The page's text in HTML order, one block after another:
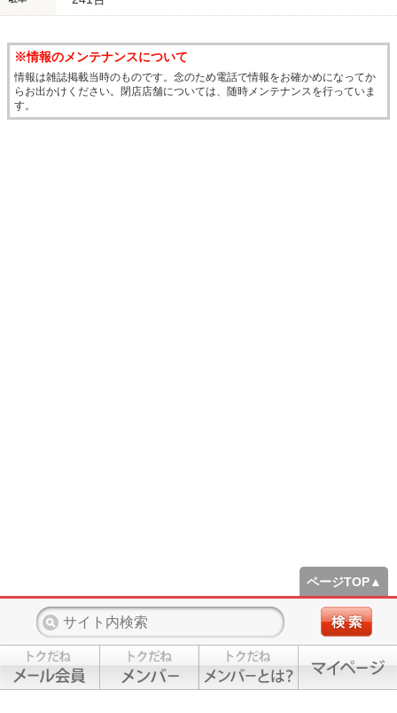
※情報のメンテナンスについて
情報は雑誌掲載当時のものです。念のため電話で情報をお確かめになってか
らお出かけください。閉店店舗については、随時メンテナンスを行っていま
す。
ページTOP▲